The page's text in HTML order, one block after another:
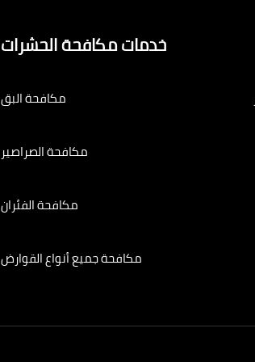
خدمات مكافحة الحشرات
مكافحة البق
مكافحة الصراصير
مكافحة الفئران
مكافحة جميع أنواع القوارض